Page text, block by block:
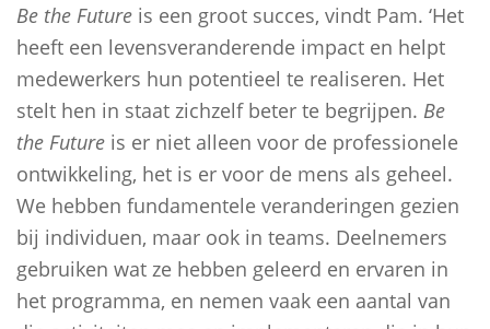
Be the Future is een groot succes, vindt Pam. ‘Het
heeft een levensveranderende impact en helpt
medewerkers hun potentieel te realiseren. Het
stelt hen in staat zichzelf beter te begrijpen. Be
the Future is er niet alleen voor de professionele
ontwikkeling, het is er voor de mens als geheel.
We hebben fundamentele veranderingen gezien
bij individuen, maar ook in teams. Deelnemers
gebruiken wat ze hebben geleerd en ervaren in
het programma, en nemen vaak een aantal van